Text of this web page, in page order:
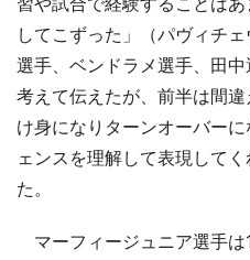
してこずった」（パヴィチ
選手、ベンドラメ選手、田
考えて伝えたが、前半は間
け身になりターンオーバー
ェンスを理解して表現して
た。
マーフィージュニア選手